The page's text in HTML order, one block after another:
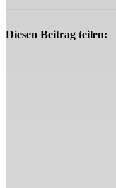
Diesen Beitrag teilen: